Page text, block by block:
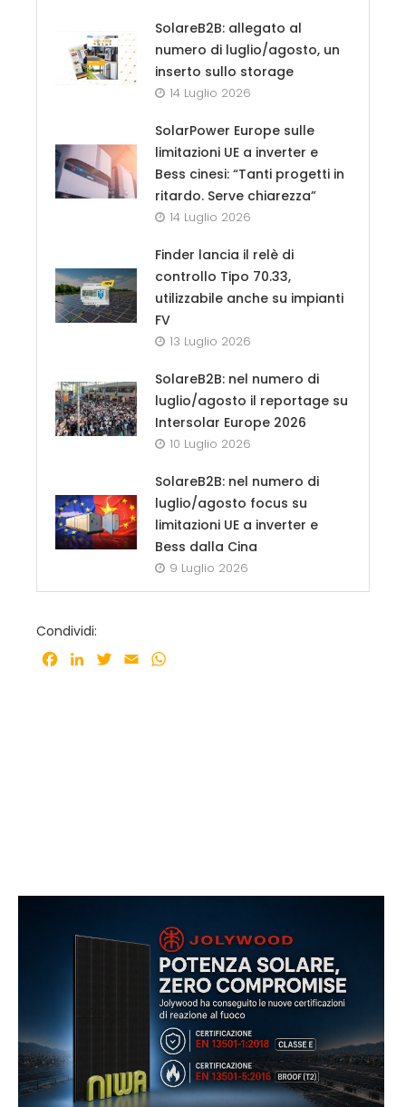
SolareB2B: allegato al
numero di luglio/agosto, un
inserto sullo storage
14 Luglio 2026
SolarPower Europe sulle
limitazioni UE a inverter e
Bess cinesi: “Tanti progetti in
ritardo. Serve chiarezza”
14 Luglio 2026
Finder lancia il relè di
controllo Tipo 70.33,
utilizzabile anche su impianti
FV
13 Luglio 2026
SolareB2B: nel numero di
luglio/agosto il reportage su
Intersolar Europe 2026
10 Luglio 2026
SolareB2B: nel numero di
luglio/agosto focus su
limitazioni UE a inverter e
Bess dalla Cina
9 Luglio 2026
Condividi:
Facebook
LinkedInTwitter
Email